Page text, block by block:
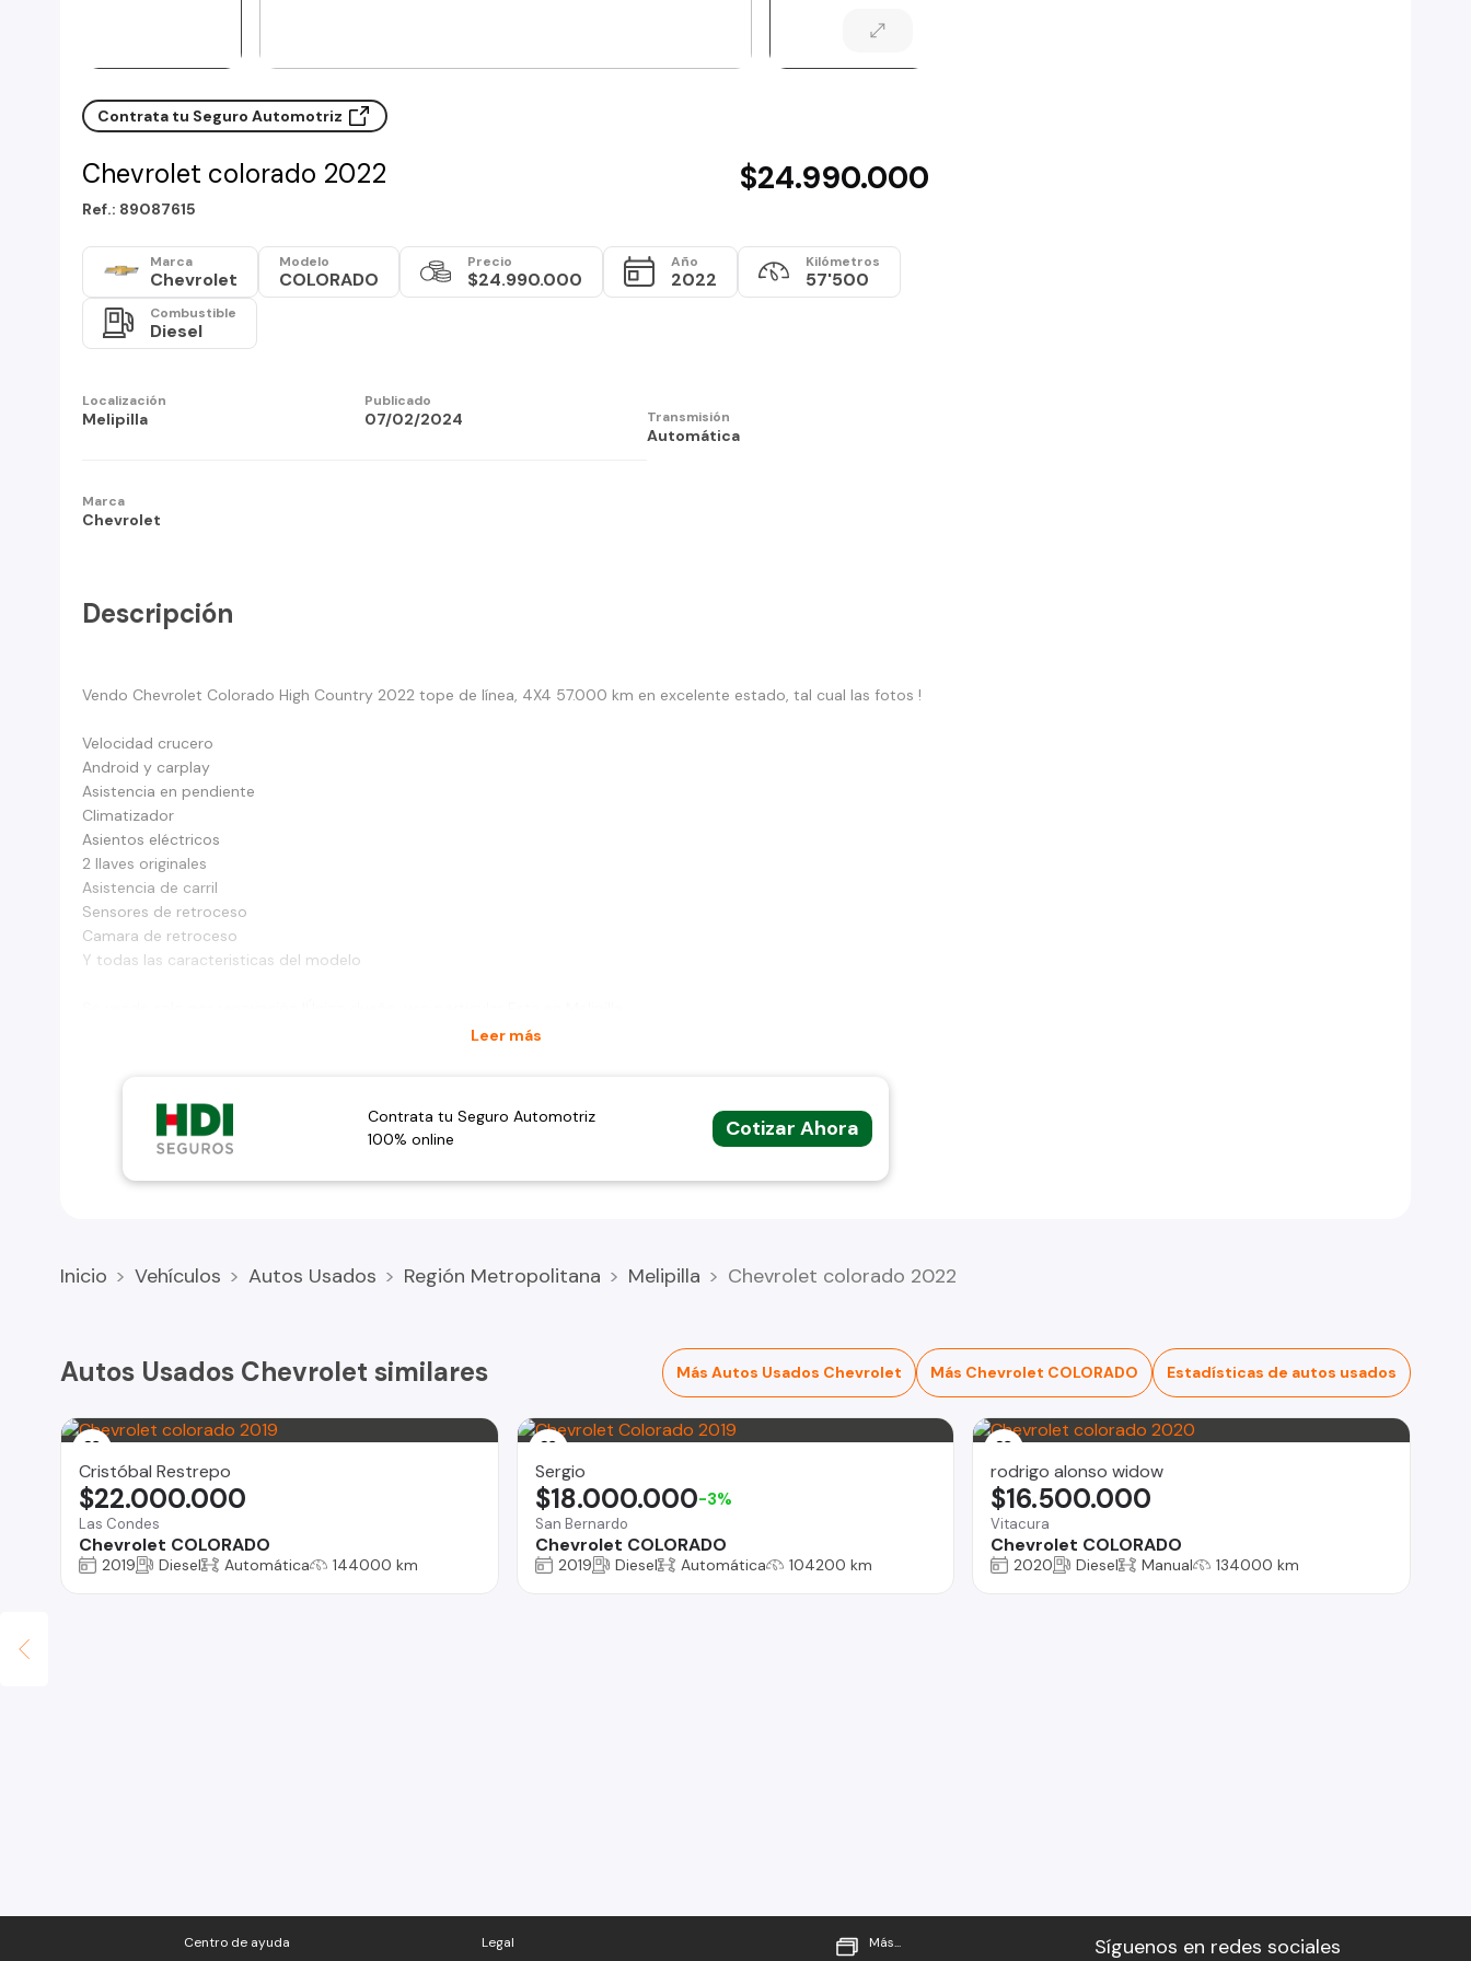
Contrata tu Seguro Automotriz
Chevrolet colorado 2022 $24.990.000
Ref.: 89087615
Marca
Chevrolet
Modelo
COLORADO
Precio
$24.990.000
Año
2022
Kilómetros
57'500
Combustible
Diesel
Localización
Melipilla
Publicado
07/02/2024 Transmisión
Automática
Marca
Chevrolet
Descripción
Vendo Chevrolet Colorado High Country 2022 tope de línea, 4X4 57.000 km en excelente estado, tal cual las fotos !
Velocidad crucero
Android y carplay
Asistencia en pendiente
Climatizador
Asientos eléctricos
2 llaves originales
Asistencia de carril
Sensores de retroceso
Camara de retroceso
Y todas las caracteristicas del modelo
Leer más
Contrata tu Seguro Automotriz
100% online
Cotizar Ahora
Inicio Vehículos Autos Usados Región Metropolitana Melipilla Chevrolet colorado 2022
Autos Usados Chevrolet similares Más Autos Usados Chevrolet Más Chevrolet COLORADO Estadísticas de autos usados
Cristóbal Restrepo
Las Condes
Chevrolet COLORADO
$22.000.000
2019 Diesel Automática 144000 km
Sergio
San Bernardo
Chevrolet COLORADO
$18.000.000-3%
2019 Diesel Automática 104200 km
rodrigo alonso widow
Vitacura
Chevrolet COLORADO
$16.500.000
2020 Diesel Manual 134000 km
Centro de ayuda
Legal
Más...
Síguenos en redes sociales